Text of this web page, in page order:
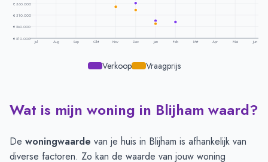
€ 360.000
€ 310.000
€ 260.000
€ 210.000
Jul Aug Sep Okt Nov Dec Jan Feb Mrt Apr Mei Jun
Verkoop Vraagprijs
Prijsontwikkeling per maand -Blijham
Vraagprijs
Verkoopprijs
Juli
€ 384.958 € 402.911
Augustus
€ 443.681 € 398.629
Wat is mijn woning in Blijham waard?
De woningwaarde van je huis in Blijham is afhankelijk van
diverse factoren. Zo kan de waarde van jouw woning